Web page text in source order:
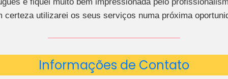
certeza utilizarei os seus serviços numa próxima
Informações de Contato